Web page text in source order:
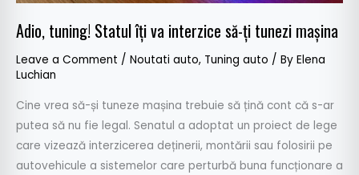
Adio, tuning! Statul îți va interzice să-ți tunezi mașina
Leave a Comment / Noutati auto, Tuning auto / By Elena
Luchian
Cine vrea să-și tuneze mașina trebuie să țină cont că s-ar
putea să nu fie legal. Senatul a adoptat un proiect de lege
care vizează interzicerea deținerii, montării sau folosirii pe
autovehicule a sistemelor care perturbă buna funcționare a
mașina